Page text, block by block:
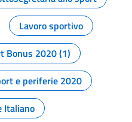
Lavoro sportivo
Bonus 2020 (1)
e periferie 2020
Italiano